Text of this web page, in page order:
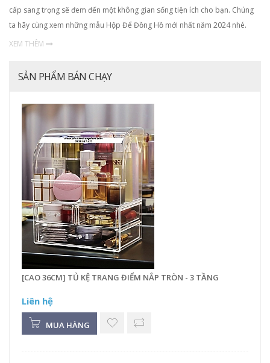
cấp sang trọng sẽ đem đến một không gian sống tiện ích cho bạn. Chúng
ta hãy cùng xem những mẫu Hộp Để Đồng Hồ mới nhất năm 2024 nhé.
XEM THÊM
SẢN PHẨM BÁN CHẠY
[CAO 36CM] TỦ KỆ TRANG ĐIỂM NẮP TRÒN - 3 TẦNG
Liên hệ
MUA HÀNG